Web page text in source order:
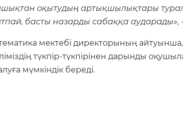
оқытудың артықшылықтары
басты назарды сабаққа аударады»,
мектебі директорының
түкпір-түкпірінен дарынды
мүмкіндік береді.